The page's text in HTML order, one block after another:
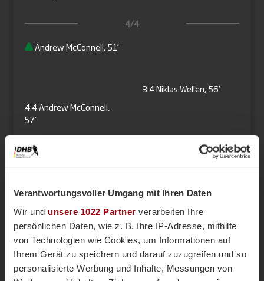
Verantwortungsvoller Umgang mit Ihren Daten
Wir und unsere 1022 Partner verarbeiten Ihre
persönlichen Daten, wie z. B. Ihre IP-Adresse, mithilfe
von Technologien wie Cookies, um Informationen auf
Ihrem Gerät zu speichern und darauf zuzugreifen und so
personalisierte Werbung und Inhalte, Messungen von
4/4
Andrew McConnell, 51’
3:4Niklas Wellen, 56’
4:4Andrew McConnell,
57’
Shootout
Anton Pöhling
Niklas Wellen